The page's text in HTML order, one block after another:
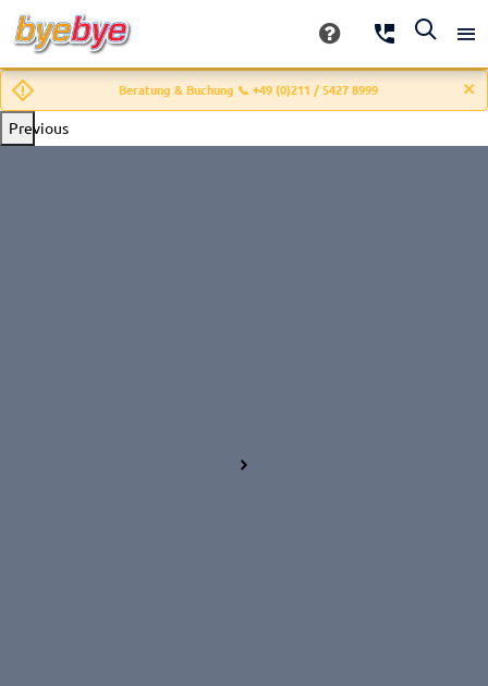
Beratung & Buchung 📞 +49 (0)211 / 5427 8999
Previous